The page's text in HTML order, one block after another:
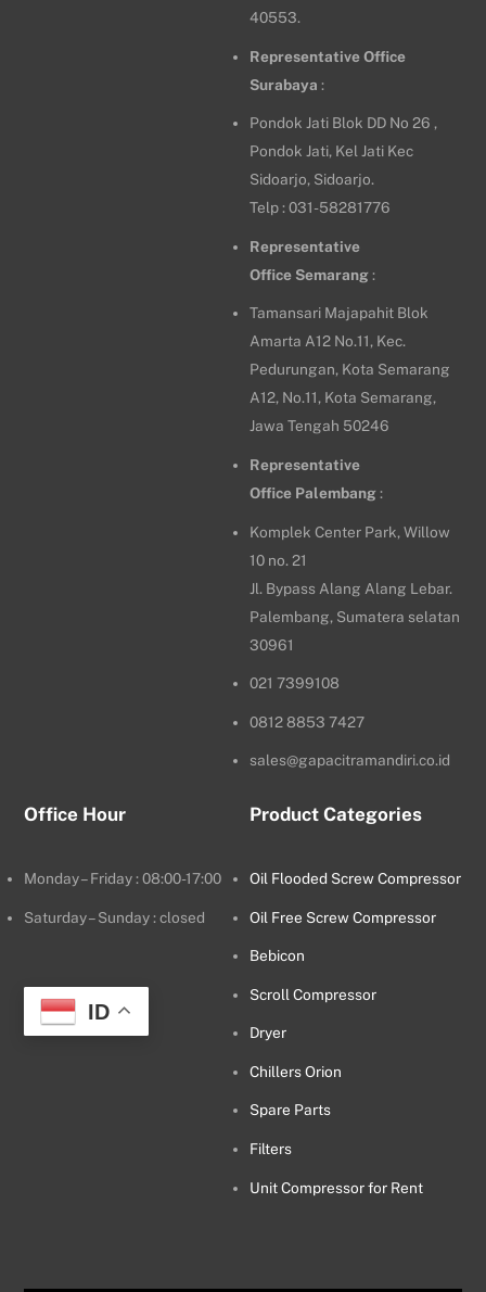
40553.
Representative Office
Surabaya :
Pondok Jati Blok DD No 26 ,
Pondok Jati, Kel Jati Kec
Sidoarjo, Sidoarjo.
Telp : 031-58281776
Representative
Office Semarang :
Tamansari Majapahit Blok
Amarta A12 No.11, Kec.
Pedurungan, Kota Semarang
A12, No.11, Kota Semarang,
Jawa Tengah 50246
Representative
Office Palembang :
Komplek Center Park, Willow
10 no. 21
Jl. Bypass Alang Alang Lebar.
Palembang, Sumatera selatan
30961
021 7399108
0812 8853 7427
sales@gapacitramandiri.co.id
Office Hour
Monday – Friday : 08:00-17:00
Saturday – Sunday : closed
ID
Product Categories
Oil Flooded Screw Compressor
Oil Free Screw Compressor
Bebicon
Scroll Compressor
Dryer
Chillers Orion
Spare Parts
Filters
Unit Compressor for Rent